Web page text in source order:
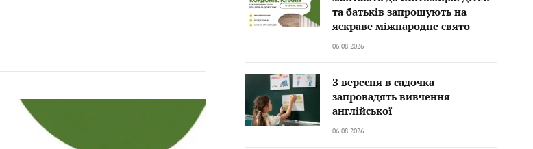
та батьків запрошують на
яскраве міжнародне свято
06.08.2026
З вересня в садочка
запровадять вивчення
англійської
06.08.2026